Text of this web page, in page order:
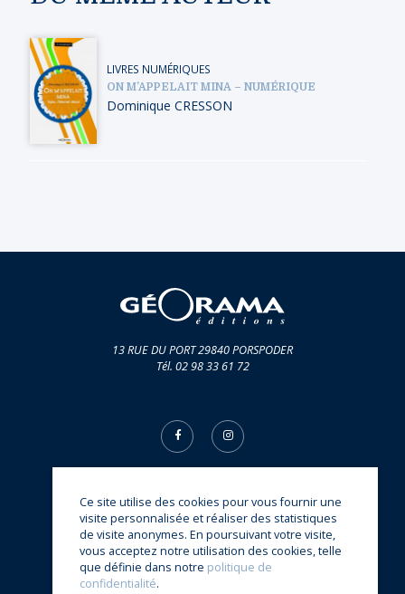
LIVRES NUMÉRIQUES
ON M’APPELAIT MINA – NUMÉRIQUE
Dominique CRESSON
13 RUE DU PORT 29840 PORSPODER
Tél. 02 98 33 61 72
© Éditions Géorama 2026
une réalisation Sitedit
Ce site utilise des cookies pour vous fournir une
visite personnalisée et réaliser des statistiques
de visite anonymes. En poursuivant votre visite,
vous acceptez notre utilisation des cookies, telle
que définie dans notre politique de
confidentialité.